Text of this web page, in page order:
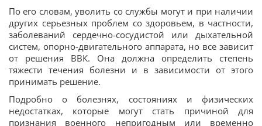
По его словам, уволить со службы могут и при наличии
других серьезных проблем со здоровьем, в частности,
заболеваний сердечно-сосудистой или дыхательной
систем, опорно-двигательного аппарата, но все зависит
от решения ВВК. Она должна определить степень
тяжести течения болезни и в зависимости от этого
принимать решение.
Подробно о болезнях, состояниях и физических
недостатках, которые могут стать причиной для
признания военного непригодным или временно